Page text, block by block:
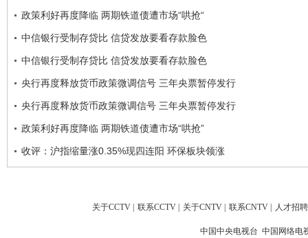
政策利好再度降临 两期铁道债遭市场“哄抢“
中信银行受制存贷比 信贷发放要看存款脸色
中信银行受制存贷比 信贷发放要看存款脸色
央行再度释放货币政策微调信号 三年央票暂停发行
央行再度释放货币政策微调信号 三年央票暂停发行
政策利好再度降临 两期铁道债遭市场“哄抢”
收评：沪指缩量涨0.35%现四连阳 环保板块领涨
关于CCTV | 联系CCTV | 关于CNTV | 联系CNTV | 人才招聘
中国中央电视台 中国网络电